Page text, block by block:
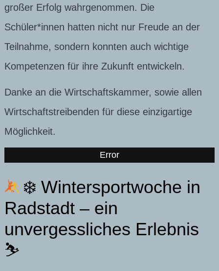
großer Erfolg wahrgenommen. Die
Schüler*innen hatten nicht nur Freude an der
Teilnahme, sondern konnten auch wichtige
Kompetenzen für ihre Zukunft entwickeln.
Danke an die Wirtschaftskammer, sowie allen
Wirtschaftstreibenden für diese einzigartige
Möglichkeit.
Error
❄️ Wintersportwoche in
Radstadt – ein
unvergessliches Erlebnis
⛷️